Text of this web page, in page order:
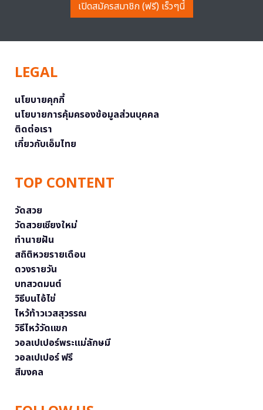
เปิดสมัครสมาชิก (ฟรี) เร็วๆนี้
LEGAL
นโยบายคุกกี้
นโยบายการคุ้มครองข้อมูลส่วนบุคคล
ติดต่อเรา
เกี่ยวกับเอ็มไทย
TOP CONTENT
วัดสวย
วัดสวยเชียงใหม่
ทำนายฝัน
สถิติหวยรายเดือน
ดวงรายวัน
บทสวดมนต์
วิธีบนไอ้ไข่
ไหว้ท้าวเวสสุวรรณ
วิธีไหว้วัดแขก
วอลเปเปอร์พระแม่ลักษมี
วอลเปเปอร์ ฟรี
สีมงคล